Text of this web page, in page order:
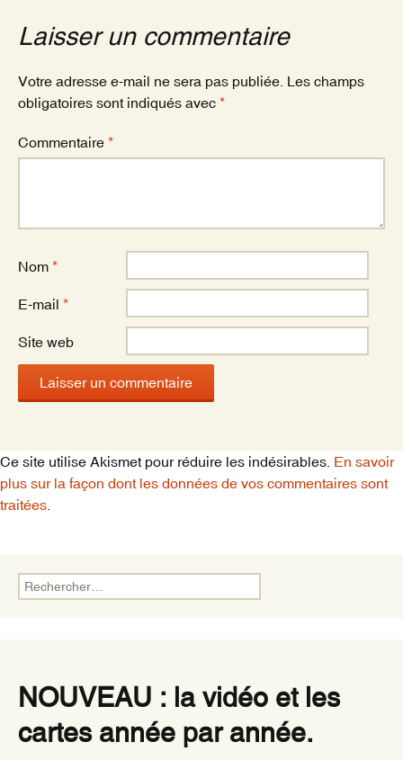
o
o
k
Laisser un commentaire
Votre adresse e-mail ne sera pas publiée. Les champs
obligatoires sont indiqués avec *
Commentaire *
Nom *
E-mail *
Site web
Ce site utilise Akismet pour réduire les indésirables. En savoir
plus sur la façon dont les données de vos commentaires sont
traitées
Rechercher :
NOUVEAU : la vidéo et les
cartes année par année.